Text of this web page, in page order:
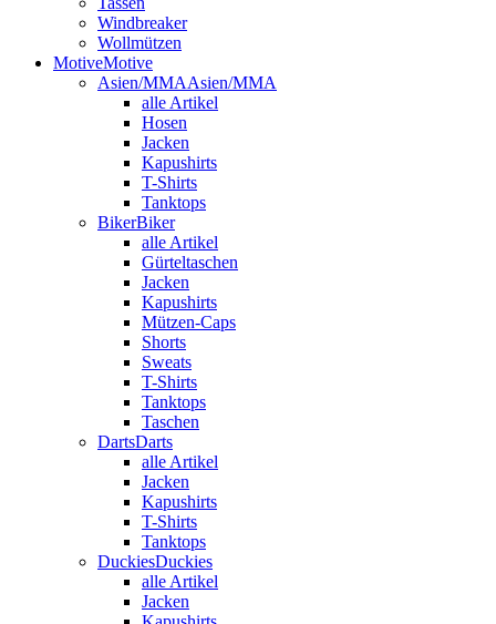
Windbreaker
Wollmützen
MotiveMotive
Asien/MMAAsien/MMA
alle Artikel
Hosen
Jacken
Kapushirts
T-Shirts
Tanktops
BikerBiker
alle Artikel
Gürteltaschen
Jacken
Kapushirts
Mützen-Caps
Shorts
Sweats
T-Shirts
Tanktops
Taschen
DartsDarts
alle Artikel
Jacken
Kapushirts
T-Shirts
Tanktops
DuckiesDuckies
alle Artikel
Jacken